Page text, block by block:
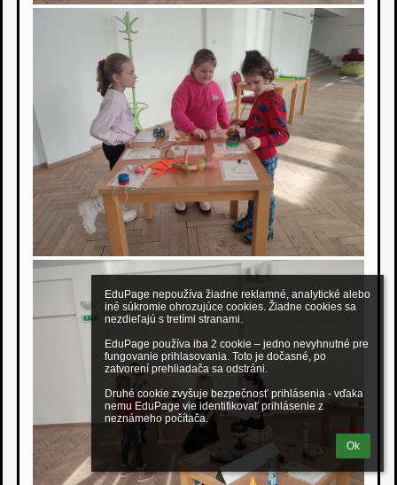
EduPage nepoužíva žiadne reklamné, analytické alebo
iné súkromie ohrozujúce cookies. Žiadne cookies sa
nezdieľajú s tretími stranami.
EduPage používa iba 2 cookie – jedno nevyhnutné pre
fungovanie prihlasovania. Toto je dočasné, po
zatvorení prehliadača sa odstráni.
Druhé cookie zvyšuje bezpečnosť prihlásenia - vďaka
nemu EduPage vie identifikovať prihlásenie z
neznámeho počítača.
Ok